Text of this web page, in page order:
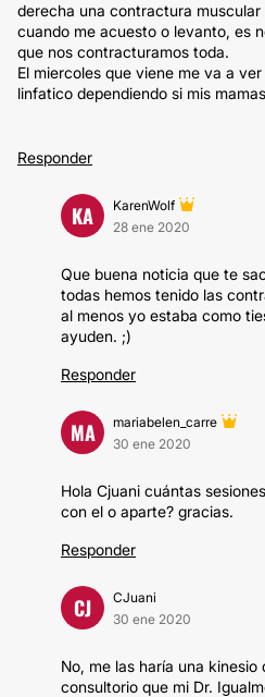
derecha una contractura muscular
cuando me acuesto o levanto, es
que nos contracturamos toda.
El miercoles que viene me va a
linfatico dependiendo si mis
Responder
KA
KarenWolf
28 ene 2020
Que buena noticia que te
todas hemos tenido las
al menos yo estaba como
ayuden. ;)
Responder
MA
mariabelen_carre
30 ene 2020
Hola Cjuani cuántas
con el o aparte? gracias.
Responder
CJ
CJuani
30 ene 2020
No, me las haría una kinesio
consultorio que mi Dr.